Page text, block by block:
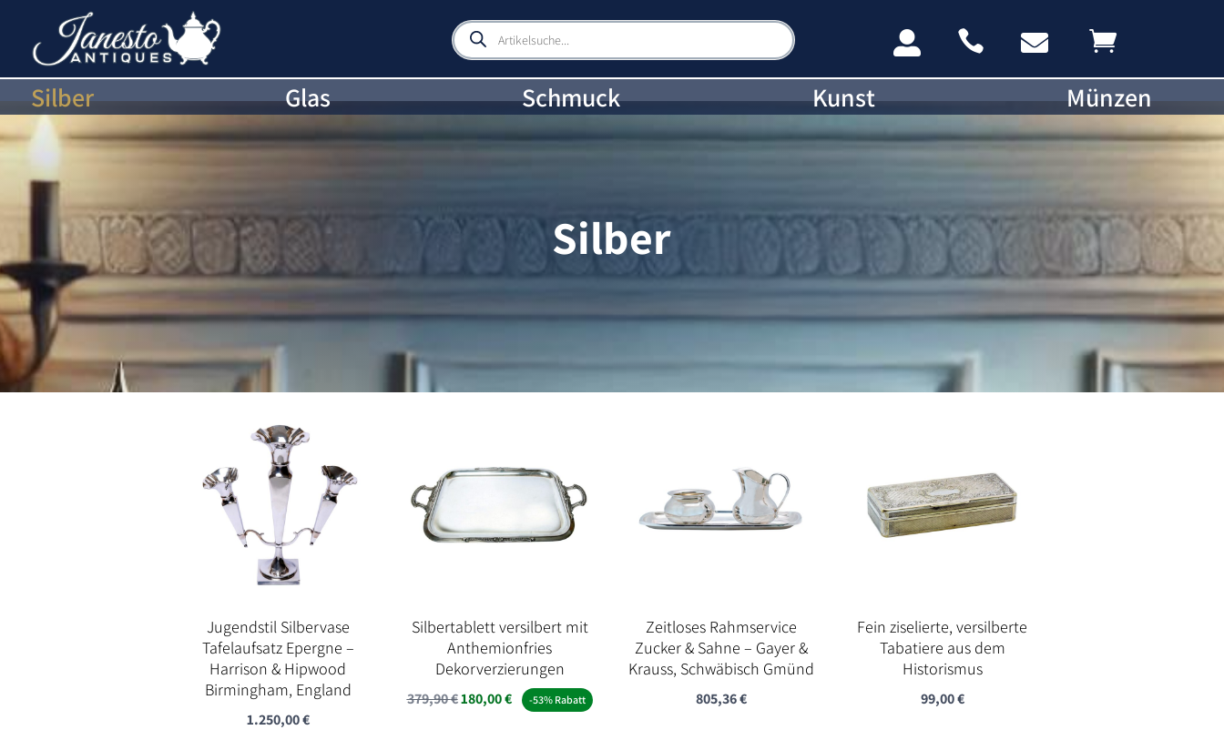
Products
search    
Silber Glas Schmuck Kunst Münzen
Silber
Jugendstil Silbervase
Tafelaufsatz Epergne –
Harrison & Hipwood
Birmingham, England
1.250,00€
Silbertablett versilbert mit
Anthemionfries
Dekorverzierungen
379,90€Ursprünglicher
180,00€Aktueller
-53% Rabatt
Zeitloses Rahmservice
Zucker & Sahne – Gayer &
Krauss, Schwäbisch Gmünd
805,36€
Fein ziselierte, versilberte
Tabatiere aus dem
Historismus
99,00€